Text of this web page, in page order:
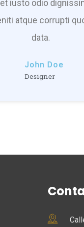
iusto odio
atque corrupti
data.
John Doe
Designer